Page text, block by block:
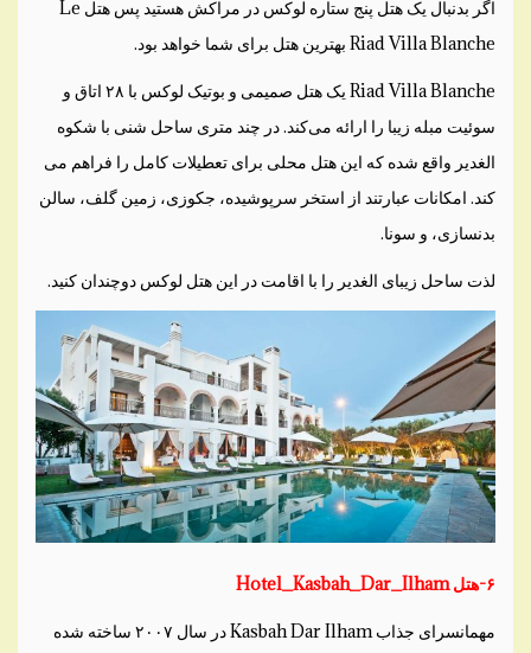
اگر بدنبال یک هتل پنج ستاره لوکس در مراکش هستید پس هتل Le
Riad Villa Blanche بهترین هتل برای شما خواهد بود.
Riad Villa Blanche یک هتل صمیمی و بوتیک لوکس با ۲۸ اتاق و
سوئیت مبله زیبا را ارائه می‌کند. در چند متری ساحل شنی با شکوه
الغدیر واقع شده که این هتل محلی برای تعطیلات کامل را فراهم می
کند. امکانات عبارتند از استخر سرپوشیده، جکوزی، زمین گلف، سالن
بدنسازی، و سونا.
لذت ساحل زیبای الغدیر را با اقامت در این هتل لوکس دوچندان کنید.
۶-هتل Hotel_Kasbah_Dar_Ilham
مهمانسرای جذاب Kasbah Dar Ilham در سال ۲۰۰۷ ساخته شده